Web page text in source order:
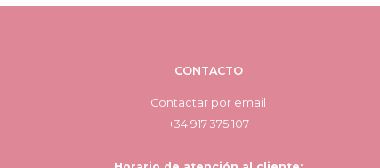
CONTACTO
Contactar por email
+34 917 375 107